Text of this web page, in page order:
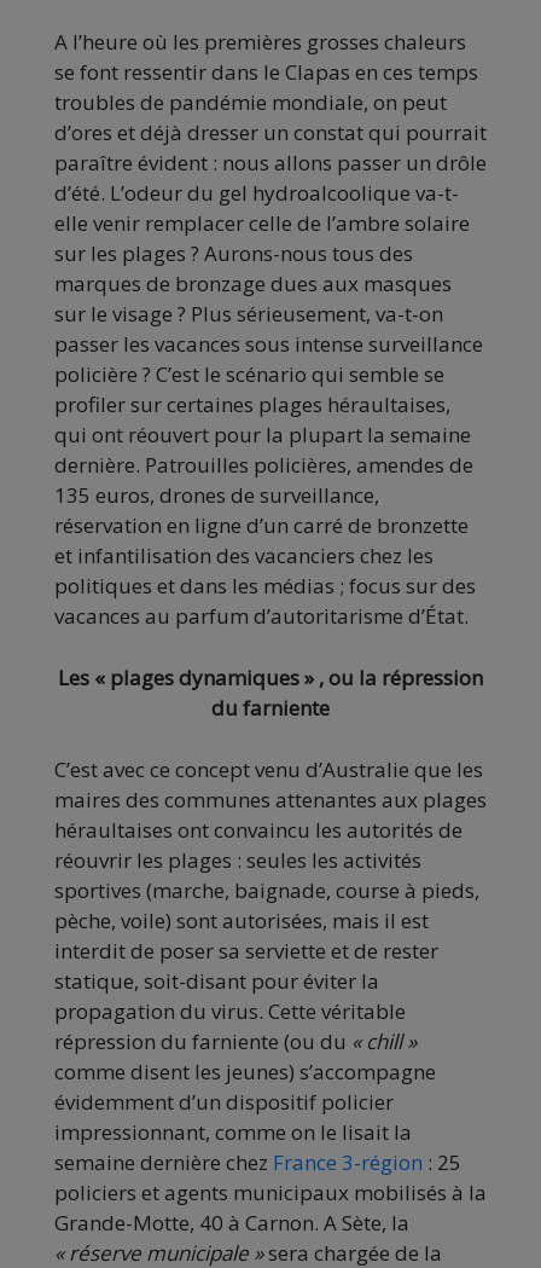
A l’heure où les premières grosses chaleurs
se font ressentir dans le Clapas en ces temps
troubles de pandémie mondiale, on peut
d’ores et déjà dresser un constat qui pourrait
paraître évident : nous allons passer un drôle
d’été. L’odeur du gel hydroalcoolique va-t-
elle venir remplacer celle de l’ambre solaire
sur les plages ? Aurons-nous tous des
marques de bronzage dues aux masques
sur le visage ? Plus sérieusement, va-t-on
passer les vacances sous intense surveillance
policière ? C’est le scénario qui semble se
profiler sur certaines plages héraultaises,
qui ont réouvert pour la plupart la semaine
dernière. Patrouilles policières, amendes de
135 euros, drones de surveillance,
réservation en ligne d’un carré de bronzette
et infantilisation des vacanciers chez les
politiques et dans les médias ; focus sur des
vacances au parfum d’autoritarisme d’État.
Les « plages dynamiques » , ou la répression
du farniente
C’est avec ce concept venu d’Australie que les
maires des communes attenantes aux plages
héraultaises ont convaincu les autorités de
réouvrir les plages : seules les activités
sportives (marche, baignade, course à pieds,
pèche, voile) sont autorisées, mais il est
interdit de poser sa serviette et de rester
statique, soit-disant pour éviter la
propagation du virus. Cette véritable
répression du farniente (ou du « chill »
comme disent les jeunes) s’accompagne
évidemment d’un dispositif policier
impressionnant, comme on le lisait la
semaine dernière chez France 3-région : 25
policiers et agents municipaux mobilisés à la
Grande-Motte, 40 à Carnon. A Sète, la
« réserve municipale »sera chargée de la